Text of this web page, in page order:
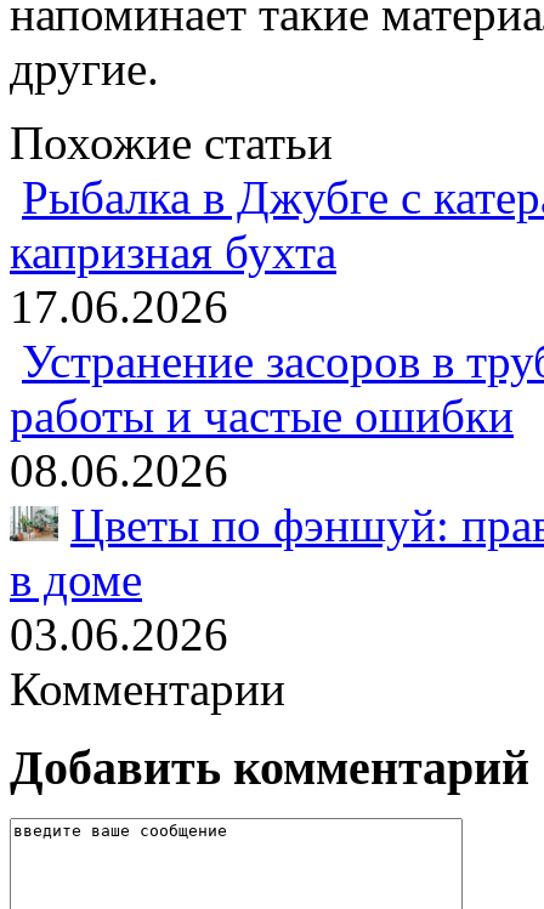
напоминает такие
другие.
Похожие статьи
Рыбалка в Джубге с
капризная бухта
17.06.2026
Устранение засоров в
работы и частые ошибки
08.06.2026
Цветы по фэншуй:
в доме
03.06.2026
Комментарии
Добавить комментарий